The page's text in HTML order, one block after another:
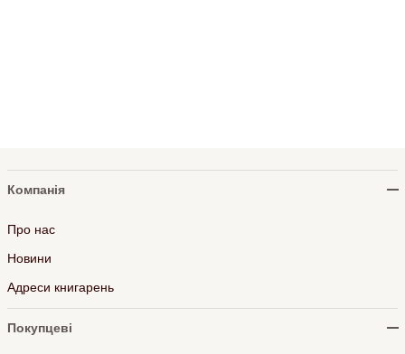
Компанія
Про нас
Новини
Адреси книгарень
Покупцеві